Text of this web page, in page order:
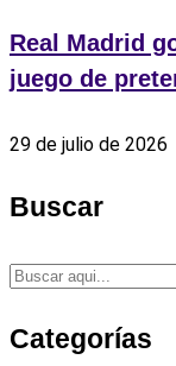
Real Madrid
juego de
29 de julio de 2026
Buscar
Categorías